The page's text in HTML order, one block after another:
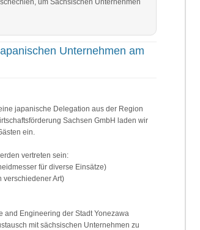
um Sächsischen Unternehmen
Unternehmen am
japanische Delegation aus der Region
Sachsen GmbH laden wir
ein.
vertreten sein:
für diverse Einsätze)
verschiedener Art)
and Engineering der Stadt Yonezawa
mit sächsischen Unternehmen zu